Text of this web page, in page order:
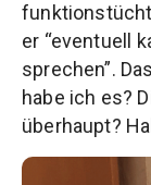
er “eventuell
sprechen”.
habe ich es?
überhaupt?